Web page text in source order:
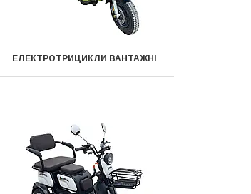
ЕЛЕКТРОТРИЦИКЛИ ВАНТАЖНІ